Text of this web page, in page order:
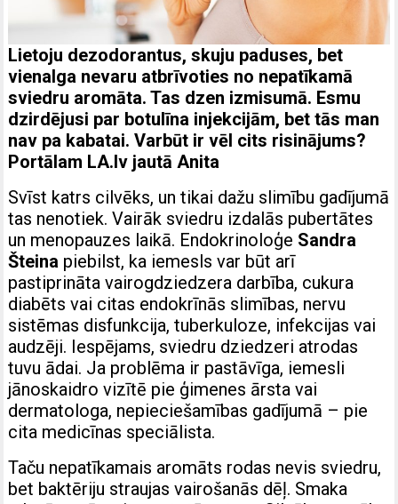
Lietoju dezodorantus, skuju paduses, bet
vienalga nevaru atbrīvoties no nepatīkamā
sviedru aromāta. Tas dzen izmisumā. Esmu
dzirdējusi par botulīna injekcijām, bet tās man
nav pa kabatai. Varbūt ir vēl cits risinājums?
Portālam LA.lv jautā Anita
Svīst katrs cilvēks, un tikai dažu slimību gadījumā
tas nenotiek. Vairāk sviedru izdalās pubertātes
un menopauzes laikā. Endokrinoloģe Sandra
Šteina piebilst, ka iemesls var būt arī
pastiprināta vairogdziedzera darbība, cukura
diabēts vai citas endokrīnās slimības, nervu
sistēmas disfunkcija, tuberkuloze, infekcijas vai
audzēji. Iespējams, sviedru dziedzeri atrodas
tuvu ādai. Ja problēma ir pastāvīga, iemesli
jānoskaidro vizītē pie ģimenes ārsta vai
dermatologa, nepieciešamības gadījumā – pie
cita medicīnas speciālista.
Taču nepatīkamais aromāts rodas nevis sviedru,
bet baktēriju straujas vairošanās dēļ. Smaka